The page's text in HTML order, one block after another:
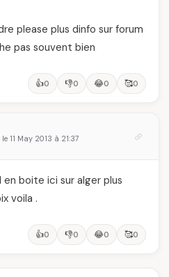
please plus dinfo sur forum
pas souvent bien
👍0 👎0 😂0 🥰0
le 11 May 2013 à 21:37
en boite ici sur alger plus
voila .
👍0 👎0 😂0 🥰0